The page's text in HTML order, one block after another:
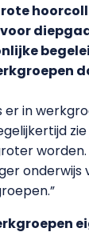
er in
onderwijs